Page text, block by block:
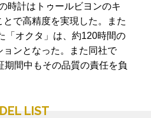
時計はトゥールビヨンのキ
で高精度を実現した。また
「オクタ」は、約120時間の
ンとなった。また同社で
間中もその品質の責任を負
LIST